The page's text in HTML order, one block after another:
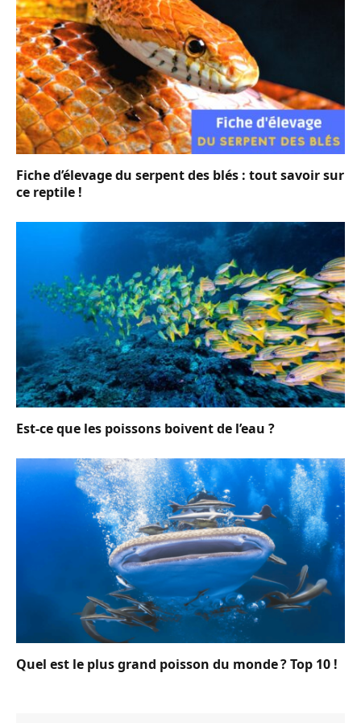
Fiche d’élevage du serpent des blés : tout savoir sur
ce reptile !
Est-ce que les poissons boivent de l’eau ?
Quel est le plus grand poisson du monde ? Top 10 !